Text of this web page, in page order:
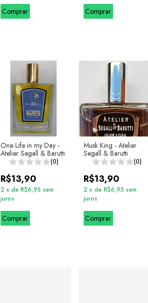
Comprar Comprar
One Life in my Day -
Atelier Segall & Barutti
(0)
R$13,90
2 x de R$6,95 sem
juros
Comprar
Musk King - Atelier
Segall & Barutti
(0)
R$13,90
2 x de R$6,95 sem
juros
Comprar